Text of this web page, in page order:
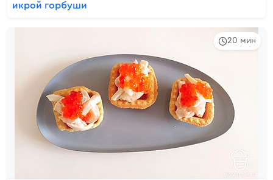
икрой горбуши
20 мин